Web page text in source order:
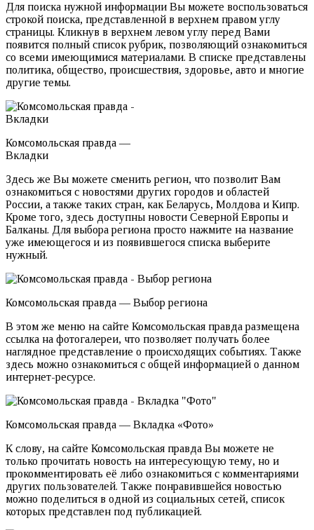
Для поиска нужной информации Вы можете воспользоваться
строкой поиска, представленной в верхнем правом углу
страницы. Кликнув в верхнем левом углу перед Вами
появится полный список рубрик, позволяющий ознакомиться
со всеми имеющимися материалами. В списке представлены
политика, общество, происшествия, здоровье, авто и многие
другие темы.
Комсомольская правда —
Вкладки
Здесь же Вы можете сменить регион, что позволит Вам
ознакомиться с новостями других городов и областей
России, а также таких стран, как Беларусь, Молдова и Кипр.
Кроме того, здесь доступны новости Северной Европы и
Балканы. Для выбора региона просто нажмите на название
уже имеющегося и из появившегося списка выберите
нужный.
Комсомольская правда — Выбор региона
В этом же меню на сайте Комсомольская правда размещена
ссылка на фотогалереи, что позволяет получать более
наглядное представление о происходящих событиях. Также
здесь можно ознакомиться с общей информацией о данном
интернет-ресурсе.
Комсомольская правда — Вкладка «Фото»
К слову, на сайте Комсомольская правда Вы можете не
только прочитать новость на интересующую тему, но и
прокомментировать её либо ознакомиться с комментариями
других пользователей. Также понравившейся новостью
можно поделиться в одной из социальных сетей, список
которых представлен под публикацией.